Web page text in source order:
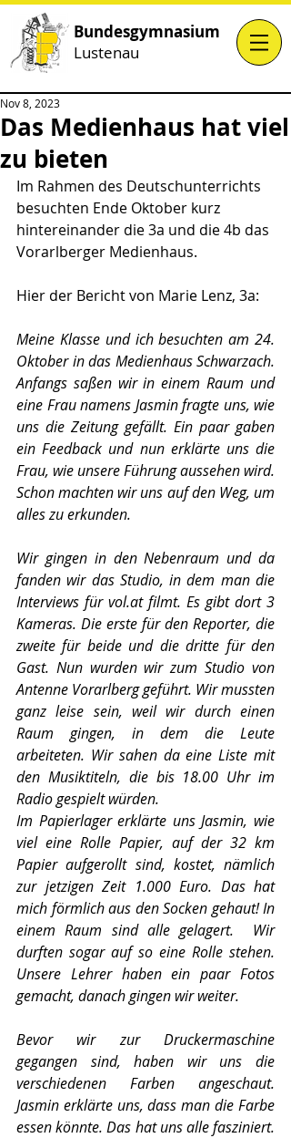
Bundesgymnasium
Lustenau
Das Medienhaus hat viel
zu bieten
Nov 8, 2023
Im Rahmen des Deutschunterrichts
besuchten Ende Oktober kurz
hintereinander die 3a und die 4b das
Vorarlberger Medienhaus.
Hier der Bericht von Marie Lenz, 3a:
Meine Klasse und ich besuchten am 24.
Oktober in das Medienhaus Schwarzach.
Anfangs saßen wir in einem Raum und
eine Frau namens Jasmin fragte uns, wie
uns die Zeitung gefällt. Ein paar gaben
ein Feedback und nun erklärte uns die
Frau, wie unsere Führung aussehen wird.
Schon machten wir uns auf den Weg, um
alles zu erkunden.
Wir gingen in den Nebenraum und da
fanden wir das Studio, in dem man die
Interviews für vol.at filmt. Es gibt dort 3
Kameras. Die erste für den Reporter, die
zweite für beide und die dritte für den
Gast. Nun wurden wir zum Studio von
Antenne Vorarlberg geführt. Wir mussten
ganz leise sein, weil wir durch einen
Raum gingen, in dem die Leute
arbeiteten. Wir sahen da eine Liste mit
den Musiktiteln, die bis 18.00 Uhr im
Radio gespielt würden.
Im Papierlager erklärte uns Jasmin, wie
viel eine Rolle Papier, auf der 32 km
Papier aufgerollt sind, kostet, nämlich
zur jetzigen Zeit 1.000 Euro. Das hat
mich förmlich aus den Socken gehaut! In
einem Raum sind alle gelagert.  Wir
durften sogar auf so eine Rolle stehen.
Unsere Lehrer haben ein paar Fotos
gemacht, danach gingen wir weiter.
Bevor wir zur Druckermaschine
gegangen sind, haben wir uns die
verschiedenen Farben angeschaut.
Jasmin erklärte uns, dass man die Farbe
essen könnte. Das hat uns alle fasziniert.